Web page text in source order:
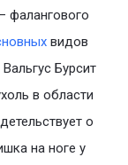
фалангового
видов
Бурсит
в области
о
на ноге у